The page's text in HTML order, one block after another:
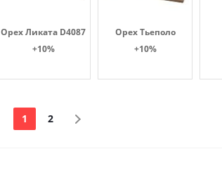
Орех Ликата D4087
+10%
Орех Тьеполо
+10%
1 2